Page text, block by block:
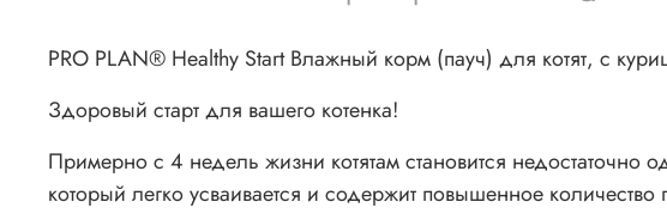
PRO PLAN® Healthy Start Влажный корм (пауч) для котят, с
Здоровый старт для вашего котенка!
Примерно с 4 недель жизни котятам становится недостаточно
который легко усваивается и содержит повышенное